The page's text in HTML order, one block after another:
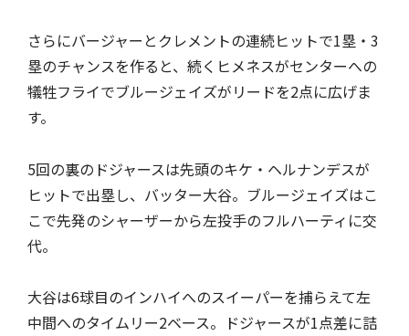
さらにバージャーとクレメントの連続ヒットで1塁・3
塁のチャンスを作ると、続くヒメネスがセンターへの
犠牲フライでブルージェイズがリードを2点に広げま
す。
5回の裏のドジャースは先頭のキケ・ヘルナンデスが
ヒットで出塁し、バッター大谷。ブルージェイズはこ
こで先発のシャーザーから左投手のフルハーティに交
代。
大谷は6球目のインハイへのスイーパーを捕らえて左
中間へのタイムリー2ベース。ドジャースが1点差に詰